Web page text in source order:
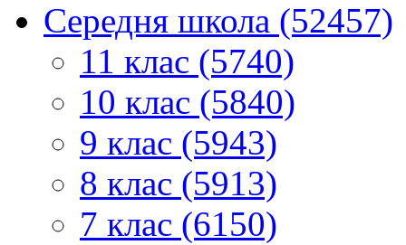
Середня школа (52457)
11 клас (5740)
10 клас (5840)
9 клас (5943)
8 клас (5913)
7 клас (6150)